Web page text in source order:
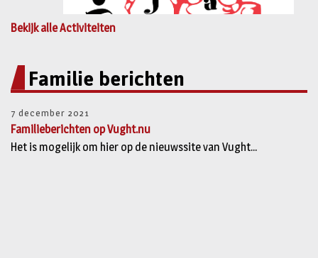
Bekijk alle Activiteiten
Familie berichten
7 december 2021
Familieberichten op Vught.nu
Het is mogelijk om hier op de nieuwssite van Vught...